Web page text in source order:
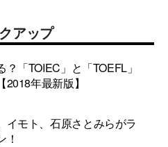
アップ
？「TOIEC」と「TOEFL」
2018年最新版】
イモト、石原さとみらがラ
！